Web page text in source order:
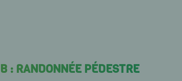
: RANDONNÉE PÉDESTRE